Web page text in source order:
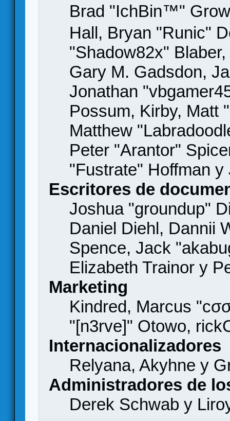
Brad "IchBin™"
Hall, Bryan "Runic"
"Shadow82x"
Gary M. Gadsdon,
Jonathan
Possum, Kirby, Matt
Matthew
Peter "Arantor"
"Fustrate" Hoffman
Escritores de
Joshua "groundup"
Daniel Diehl, Dannii
Spence, Jack
Elizabeth Trainor y
Marketing
Kindred, Marcus
"[n3rve]" Otowo,
Internacionalizadores
Relyana, Akyhne y
Administradores de
Derek Schwab y